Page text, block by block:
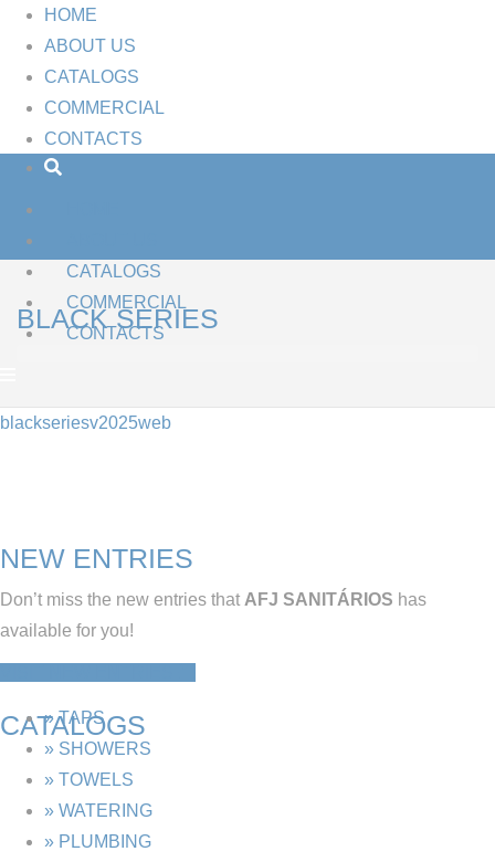
HOME
ABOUT US
CATALOGS
COMMERCIAL
CONTACTS
CATALOGS
COMMERCIAL
CONTACTS
BLACK SERIES
blackseriesv2025web
NEW ENTRIES
Don’t miss the new entries that AFJ SANITÁRIOS has
available for you!
CATALOGS
» TAPS
» SHOWERS
» TOWELS
» WATERING
» PLUMBING